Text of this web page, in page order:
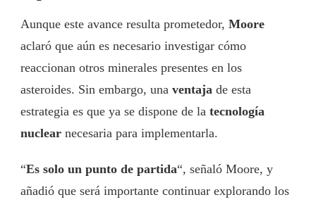
Aunque este avance resulta prometedor, Moore
aclaró que aún es necesario investigar cómo
reaccionan otros minerales presentes en los
asteroides. Sin embargo, una ventaja de esta
estrategia es que ya se dispone de la tecnología
nuclear necesaria para implementarla.
“Es solo un punto de partida“, señaló Moore, y
añadió que será importante continuar explorando los